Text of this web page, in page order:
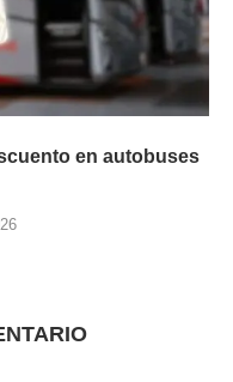
en autobuses